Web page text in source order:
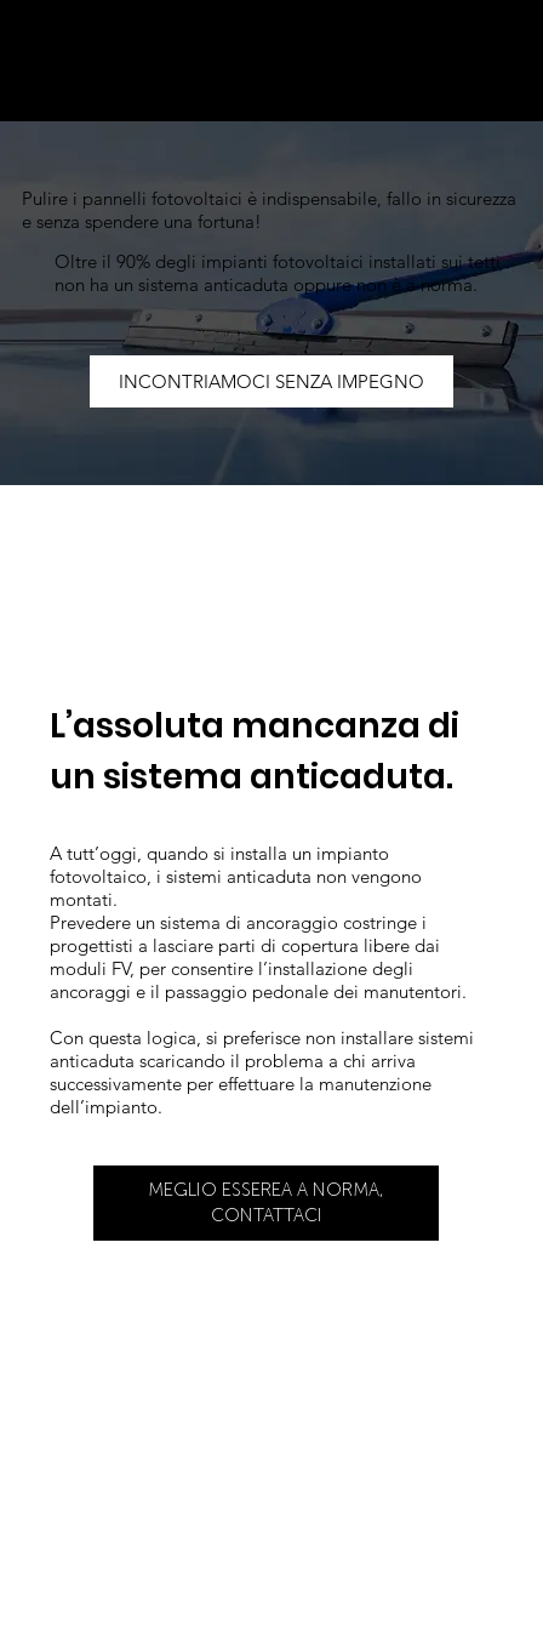
Pulire i pannelli fotovoltaici è indispensabile, fallo in sicurezza
e senza spendere una fortuna!
Oltre il 90% degli impianti fotovoltaici installati sui tetti
non ha un sistema anticaduta oppure non è a norma.
INCONTRIAMOCI SENZA IMPEGNO
L’assoluta mancanza di
un sistema anticaduta.
A tutt’oggi, quando si installa un impianto
fotovoltaico, i sistemi anticaduta non vengono
montati.
Prevedere un sistema di ancoraggio costringe i
progettisti a lasciare parti di copertura libere dai
moduli FV, per consentire l’installazione degli
ancoraggi e il passaggio pedonale dei manutentori.
Con questa logica, si preferisce non installare sistemi
anticaduta scaricando il problema a chi arriva
successivamente per effettuare la manutenzione
dell’impianto.
MEGLIO ESSEREA A NORMA,
CONTATTACI